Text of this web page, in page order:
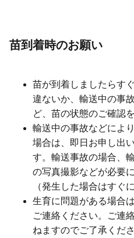
苗到着時のお願い
苗が到着しましたらす
違ないか、輸送中の事
ど、苗の状態のご確認
輸送中の事故などによ
場合は、即日お申し出
す。輸送事故の場合、
の写真撮影などが必要
（発生した場合はすぐ
生育に問題がある場合
ご連絡ください。ご連
ねますのでご了承くださ